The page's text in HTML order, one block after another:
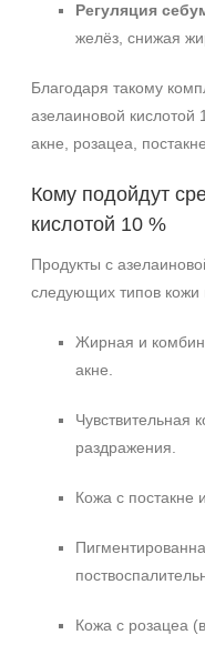
Регуляция
желёз, снижая
Благодаря такому
азелаиновой кислотой
акне, розацеа,
Кому подойдут
кислотой 10 %
Продукты с
следующих типов кожи
Жирная и
акне.
Чувствительная
раздражения.
Кожа с постакне
Кожа с розацеа